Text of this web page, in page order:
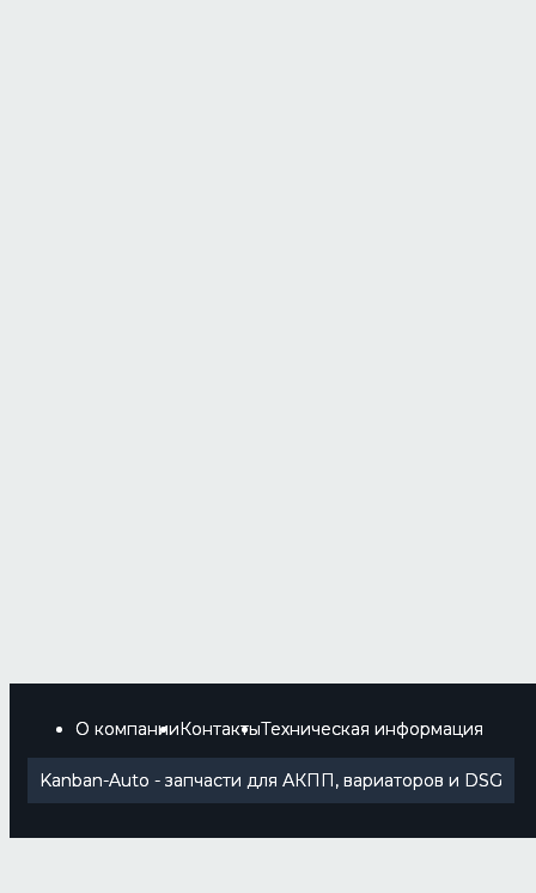
О компанииКонтактыТехническая информация
Kanban-Auto - запчасти для АКПП, вариаторов и DSG